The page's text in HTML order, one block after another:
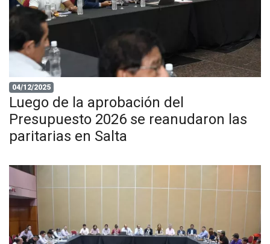
04/12/2025
Luego de la aprobación del
Presupuesto 2026 se reanudaron las
paritarias en Salta